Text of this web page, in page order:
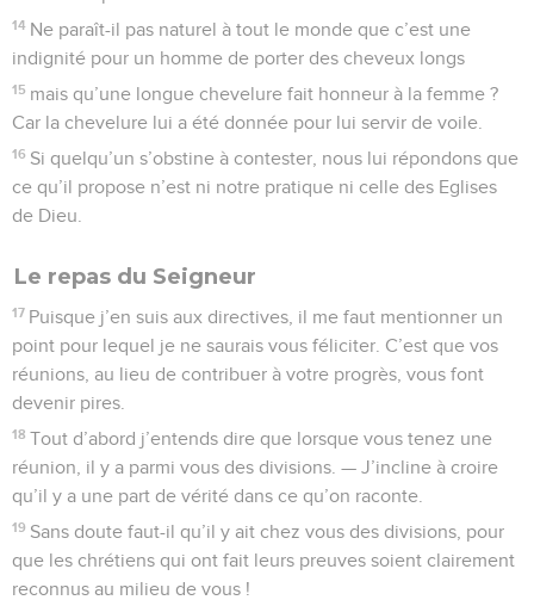
14 Ne paraît-il pas naturel à tout le monde que c’est une
indignité pour un homme de porter des cheveux longs
15 mais qu’une longue chevelure fait honneur à la femme ?
Car la chevelure lui a été donnée pour lui servir de voile.
16 Si quelqu’un s’obstine à contester, nous lui répondons que
ce qu’il propose n’est ni notre pratique ni celle des Eglises
de Dieu.
Le repas du Seigneur
17 Puisque j’en suis aux directives, il me faut mentionner un
point pour lequel je ne saurais vous féliciter. C’est que vos
réunions, au lieu de contribuer à votre progrès, vous font
devenir pires.
18 Tout d’abord j’entends dire que lorsque vous tenez une
réunion, il y a parmi vous des divisions. — J’incline à croire
qu’il y a une part de vérité dans ce qu’on raconte.
19 Sans doute faut-il qu’il y ait chez vous des divisions, pour
que les chrétiens qui ont fait leurs preuves soient clairement
reconnus au milieu de vous !